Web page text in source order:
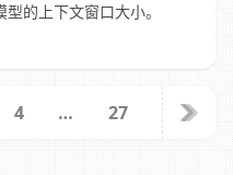
的上下文窗口大小。
4 … 27